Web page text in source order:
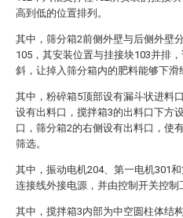
高到低的位置排列。
其中，筛分箱2前侧外壁与后侧外壁
105，其安装位置与挂接块103并排
斜，让掉入筛分箱内的肥料能够下滑
其中，粉碎箱5顶部设有漏斗状进料
设有出料口，搅拌箱3的出料口下方
口，筛分箱2的右侧设有出料口，使
筛选。
其中，振动电机204、第一电机301
连接线外接电源，并由控制开关控制
其中，搅拌箱3内部为中空圆柱体结